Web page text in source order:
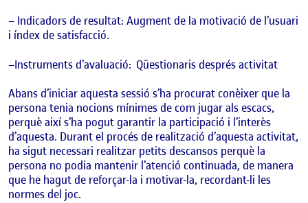
– Indicadors de resultat: Augment de la motivació de l’usuari
i índex de satisfacció.
–Instruments d’avaluació: Qüestionaris després activitat
Abans d’iniciar aquesta sessió s’ha procurat conèixer que la
persona tenia nocions mínimes de com jugar als escacs,
perquè així s’ha pogut garantir la participació i l’interès
d’aquesta. Durant el procés de realització d’aquesta activitat,
ha sigut necessari realitzar petits descansos perquè la
persona no podia mantenir l’atenció continuada, de manera
que he hagut de reforçar-la i motivar-la, recordant-li les
normes del joc.